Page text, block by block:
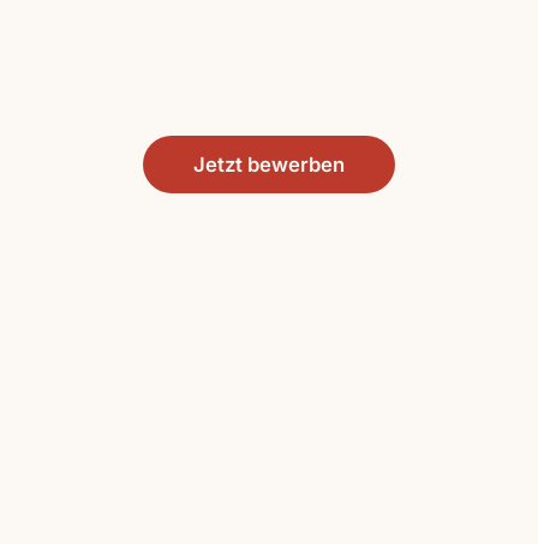
Jetzt bewerben